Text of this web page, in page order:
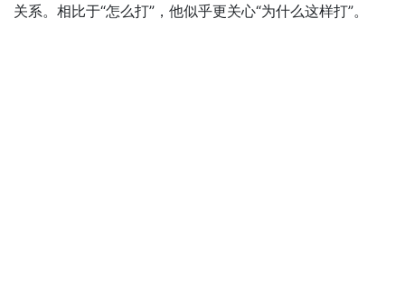
关系。相比于“怎么打”，他似乎更关心“为什么这样打”。